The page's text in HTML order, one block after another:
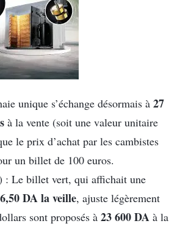
unique s’échange désormais à 27
à la vente (soit une valeur unitaire
le prix d’achat par les cambistes
un billet de 100 euros.
: Le billet vert, qui affichait une
DA la veille, ajuste légèrement
sont proposés à 23 600 DA à la